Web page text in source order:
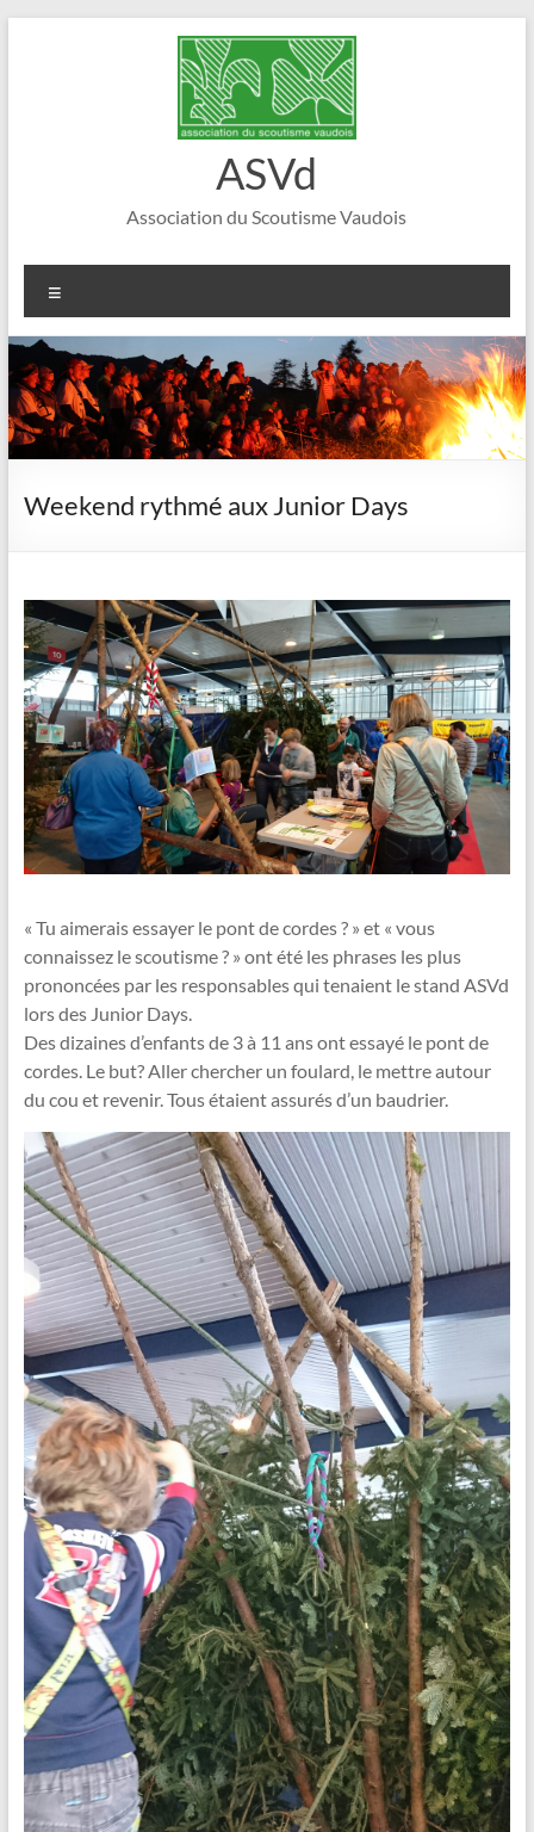
ASVd
Association du Scoutisme Vaudois
Weekend rythmé aux Junior Days
« Tu aimerais essayer le pont de cordes ? » et « vous
connaissez le scoutisme ? » ont été les phrases les plus
prononcées par les responsables qui tenaient le stand ASVd
lors des Junior Days.
Des dizaines d’enfants de 3 à 11 ans ont essayé le pont de
cordes. Le but? Aller chercher un foulard, le mettre autour
du cou et revenir. Tous étaient assurés d’un baudrier.